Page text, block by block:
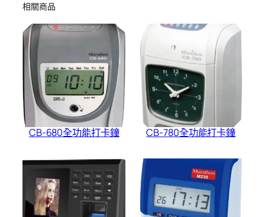
相關商品
CB-680全功能打卡鐘 CB-780全功能打卡鐘